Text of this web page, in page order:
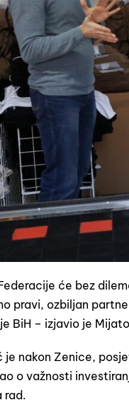
će bez
pravi, ozbiljan
BiH – izjavio je
je nakon Zenice,
o važnosti
rad.